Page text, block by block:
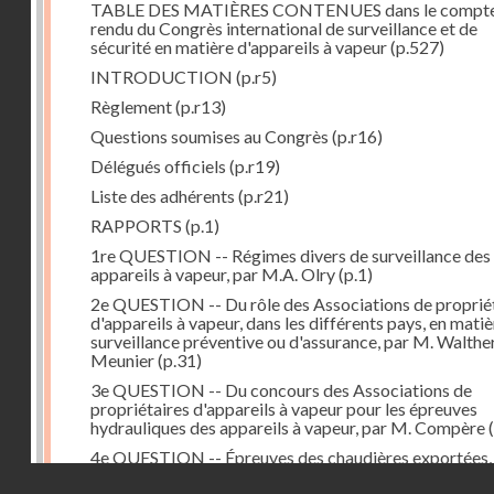
TABLE DES MATIÈRES CONTENUES dans le
rendu du Congrès international de surveillance et de
sécurité en matière d'appareils à vapeur(p.527)
INTRODUCTION (p.r5)
Règlement(p.r13)
Questions soumises au Congrès (p.r16)
Délégués officiels (p.r19)
Liste des adhérents (p.r21)
RAPPORTS (p.1)
1re QUESTION -- Régimes divers de surveillance des
appareils à vapeur, par M.A. Olry(p.1)
2e QUESTION -- Du rôle des Associations de
d'appareils à vapeur, dans les différents pays, en
surveillance préventive ou d'assurance, par M.
Meunier(p.31)
3e QUESTION -- Du concours des Associations de
propriétaires d'appareils à vapeur pour les épreuves
hydrauliques des appareils à vapeur, par M. Compère
4e QUESTION -- Épreuves des chaudières